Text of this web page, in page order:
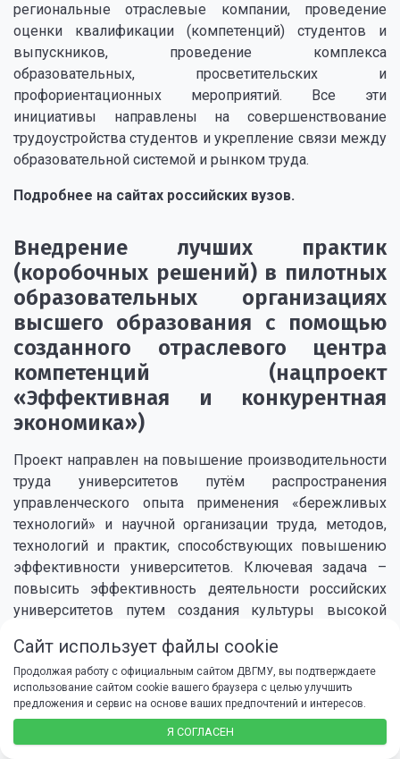
региональные отраслевые компании, проведение
оценки квалификации (компетенций) студентов и
выпускников, проведение комплекса
образовательных, просветительских и
профориентационных мероприятий. Все эти
инициативы направлены на совершенствование
трудоустройства студентов и укрепление связи между
образовательной системой и рынком труда.
Подробнее на сайтах российских вузов.
Внедрение лучших практик
(коробочных решений) в пилотных
образовательных организациях
высшего образования с помощью
созданного отраслевого центра
компетенций (нацпроект
«Эффективная и конкурентная
экономика»)
Проект направлен на повышение производительности
труда университетов путём распространения
управленческого опыта применения «бережливых
технологий» и научной организации труда, методов,
технологий и практик, способствующих повышению
эффективности университетов. Ключевая задача –
повысить эффективность деятельности российских
университетов путем создания культуры высокой
также системы непрерывных улучшений и устранения
организационных потерь в обеспечивающих и
сопровождающих процессах. Для этого будет
проведена комплексная работа по поиску резервов
роста производительности труда, использование
Сайт использует файлы cookie
Продолжая работу с официальным сайтом ДВГМУ, вы подтверждаете
использование сайтом cookie вашего браузера с целью улучшить
предложения и сервис на основе ваших предпочтений и интересов.
Я СОГЛАСЕН